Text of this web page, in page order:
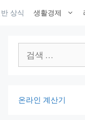
상식 생활경제
색:
온라인 계산기